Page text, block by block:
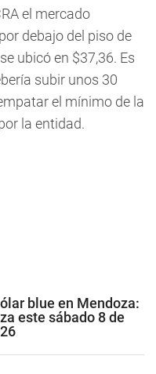
el mercado
debajo del piso de
ubicó en $37,36. Es
subir unos 30
el mínimo de la
la entidad.
blue en Mendoza:
este sábado 8 de